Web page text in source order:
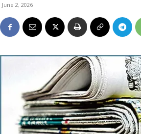
June 2, 2026